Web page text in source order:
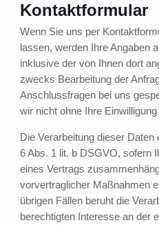
Kontaktformular
Wenn Sie uns per
lassen, werden Ihre Angaben
inklusive der von Ihnen dort
zwecks Bearbeitung der
Anschlussfragen bei uns
wir nicht ohne Ihre Einwilligung
Die Verarbeitung dieser
6 Abs. 1 lit. b DSGVO, sofern
eines Vertrags
vorvertraglicher Maßnahmen
übrigen Fällen beruht die
berechtigten Interesse an der